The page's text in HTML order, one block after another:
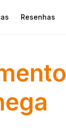
Resenhas